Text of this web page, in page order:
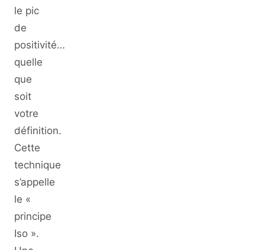
le pic
de
positivité…
quelle
que
soit
votre
définition.
Cette
technique
s’appelle
le «
principe
Iso ».